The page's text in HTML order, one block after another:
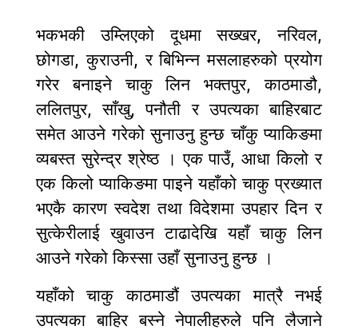
भकभकी उम्लिएको दूधमा सख्खर, नरिवल,
छोगडा, कुराउनी, र बिभिन्न मसलाहरुको प्रयोग
गरेर बनाइने चाकु लिन भक्तपुर, काठमाडौ,
ललितपुर, साँखु, पनौती र उपत्यका बाहिरबाट
समेत आउने गरेको सुनाउनु हुन्छ चाँकु प्याकिङमा
व्यबस्त सुरेन्द्र श्रेष्ठ । एक पाउँ, आधा किलो र
एक किलो प्याकिङमा पाइने यहाँको चाकु प्रख्यात
भएकै कारण स्वदेश तथा विदेशमा उपहार दिन र
सुत्केरीलाई खुवाउन टाढादेखि यहाँ चाकु लिन
आउने गरेको किस्सा उहाँ सुनाउनु हुन्छ ।
यहाँको चाकु काठमाडौं उपत्यका मात्रै नभई
उपत्यका बाहिर बस्ने नेपालीहरुले पनि लैजाने